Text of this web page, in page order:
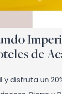
de
y disfruta un